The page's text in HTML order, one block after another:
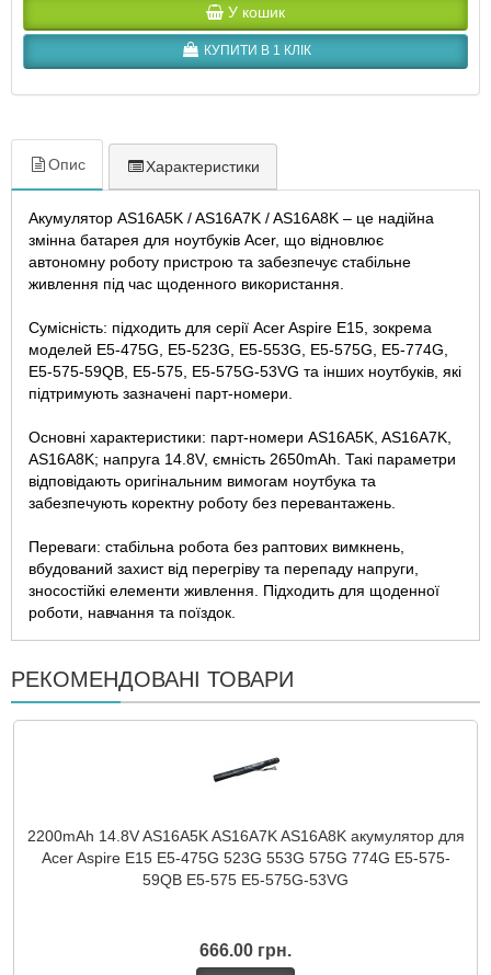
У кошик
КУПИТИ В 1 КЛІК
Опис Характеристики
Акумулятор AS16A5K / AS16A7K / AS16A8K – це надійна
змінна батарея для ноутбуків Acer, що відновлює
автономну роботу пристрою та забезпечує стабільне
живлення під час щоденного використання.
Сумісність: підходить для серії Acer Aspire E15, зокрема
моделей E5-475G, E5-523G, E5-553G, E5-575G, E5-774G,
E5-575-59QB, E5-575, E5-575G-53VG та інших ноутбуків, які
підтримують зазначені парт-номери.
Основні характеристики: парт-номери AS16A5K, AS16A7K,
AS16A8K; напруга 14.8V, ємність 2650mAh. Такі параметри
відповідають оригінальним вимогам ноутбука та
забезпечують коректну роботу без перевантажень.
Переваги: стабільна робота без раптових вимкнень,
вбудований захист від перегріву та перепаду напруги,
зносостійкі елементи живлення. Підходить для щоденної
роботи, навчання та поїздок.
РЕКОМЕНДОВАНІ ТОВАРИ
2200mAh 14.8V AS16A5K AS16A7K AS16A8K акумулятор для
Acer Aspire E15 E5-475G 523G 553G 575G 774G E5-575-
59QB E5-575 E5-575G-53VG
666.00 грн.